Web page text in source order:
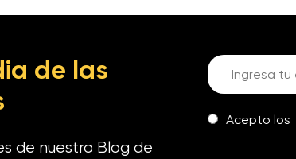
de las
de nuestro Blog de
Acepto los